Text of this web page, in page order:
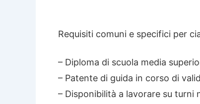
Requisiti comuni e specifici per
– Diploma di scuola media
– Patente di guida in corso di
– Disponibilità a lavorare su turni